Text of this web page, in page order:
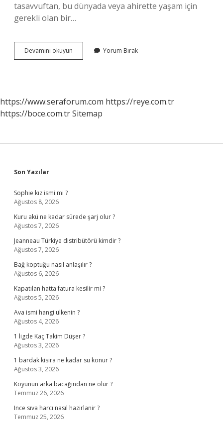
tasavvuftan, bu dünyada veya ahirette yaşam için
gerekli olan bir…
Devamını okuyun
Tahmin
Yorum Bırak
https://www.seraforum.com https://reye.com.tr
https://boce.com.trSitemap
Sidebar
Son Yazılar
Sophie kız ismi mi ?
Ağustos 8, 2026
Kuru akü ne kadar sürede şarj olur ?
Ağustos 7, 2026
Jeanneau Türkiye distribütörü kimdir ?
Ağustos 7, 2026
Bağ koptuğu nasıl anlaşılır ?
Ağustos 6, 2026
Kapatılan hatta fatura kesilir mi ?
Ağustos 5, 2026
Ava ismi hangi ülkenin ?
Ağustos 4, 2026
1 ligde Kaç Takim Düşer ?
Ağustos 3, 2026
1 bardak kisira ne kadar su konur ?
Ağustos 3, 2026
Koyunun arka bacağından ne olur ?
Temmuz 26, 2026
Ince sıva harcı nasıl hazirlanir ?
Temmuz 25, 2026